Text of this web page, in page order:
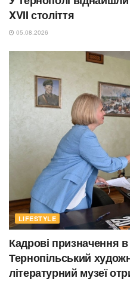
XVII століття
05.08.2026
LIFESTYLE
Кадрові призначення в
Тернопільський
літературний музеї